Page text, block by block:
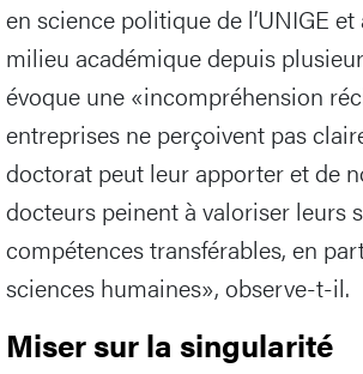
en science politique de l’UNIGE
milieu académique depuis
évoque une «incompréhension
entreprises ne perçoivent pas
doctorat peut leur apporter et de
docteurs peinent à valoriser leurs
compétences transférables, en
sciences humaines», observe-t-il.
Miser sur la singularité